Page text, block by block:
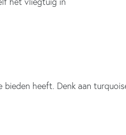
heeft. Denk aan